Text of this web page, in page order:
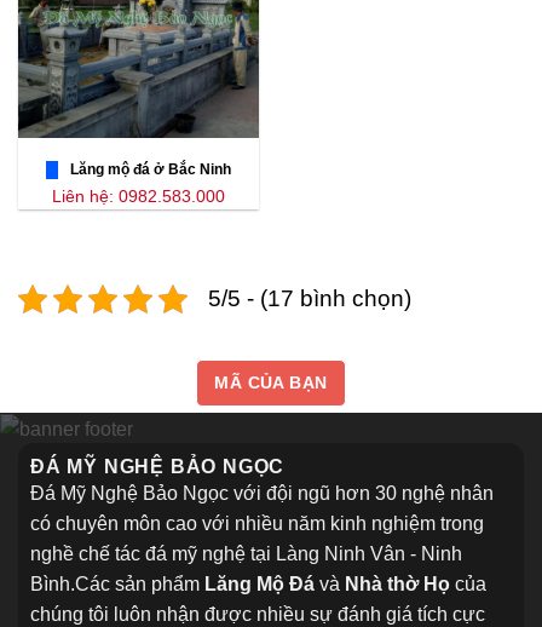
Lăng mộ đá ở Bắc Ninh
Liên hệ: 0982.583.000
5/5 - (17 bình chọn)
MÃ CỦA BẠN
ĐÁ MỸ NGHỆ BẢO NGỌC
Đá Mỹ Nghệ Bảo Ngọc với đội ngũ hơn 30 nghệ nhân
có chuyên môn cao với nhiều năm kinh nghiệm trong
nghề chế tác đá mỹ nghệ tại Làng Ninh Vân - Ninh
Bình.Các sản phẩm Lăng Mộ Đá và Nhà thờ Họ của
chúng tôi luôn nhận được nhiều sự đánh giá tích cực